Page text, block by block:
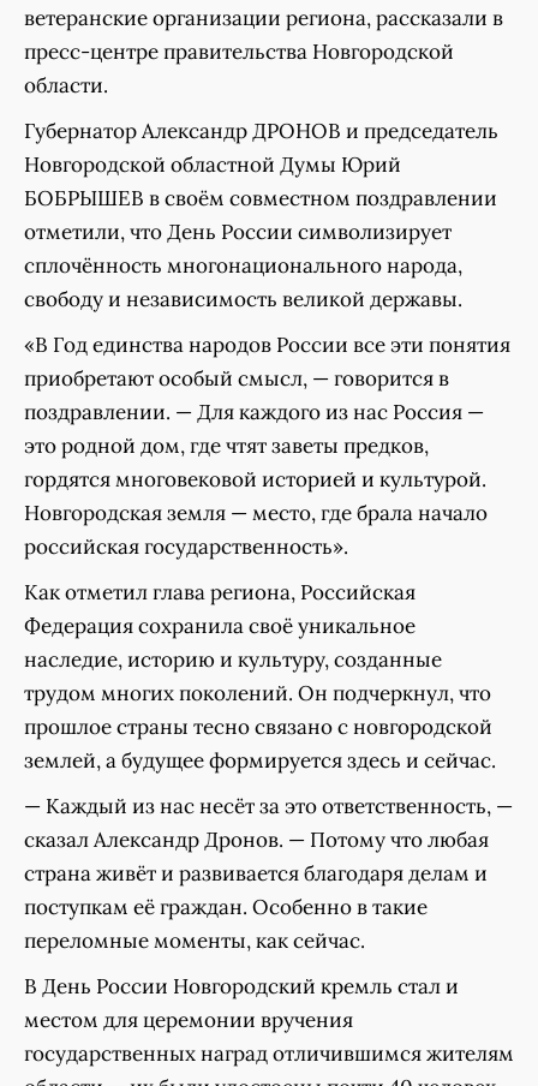
ветеранские организации региона, рассказали в
пресс-центре правительства Новгородской
области.
Губернатор Александр ДРОНОВ и председатель
Новгородской областной Думы Юрий
БОБРЫШЕВ в своём совместном поздравлении
отметили, что День России символизирует
сплочённость многонационального народа,
свободу и независимость великой державы.
«В Год единства народов России все эти понятия
приобретают особый смысл, — говорится в
поздравлении. — Для каждого из нас Россия —
это родной дом, где чтят заветы предков,
гордятся многовековой историей и культурой.
Новгородская земля — место, где брала начало
российская государственность».
Как отметил глава региона, Российская
Федерация сохранила своё уникальное
наследие, историю и культуру, созданные
трудом многих поколений. Он подчеркнул, что
прошлое страны тесно связано с новгородской
землей, а будущее формируется здесь и сейчас.
— Каждый из нас несёт за это ответственность, —
сказал Александр Дронов. — Потому что любая
страна живёт и развивается благодаря делам и
поступкам её граждан. Особенно в такие
переломные моменты, как сейчас.
В День России Новгородский кремль стал и
местом для церемонии вручения
государственных наград отличившимся жителям